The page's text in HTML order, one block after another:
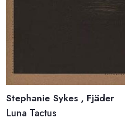
Stephanie Sykes , Fjäder
Luna Tactus